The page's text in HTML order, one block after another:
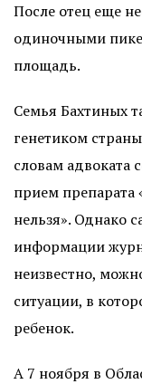
После отец еще
одиночными
площадь.
Семья Бахтиных
генетиком
словам адвоката
прием препарата
нельзя». Однако
информации
неизвестно,
ситуации, в
ребенок.
А 7 ноября в